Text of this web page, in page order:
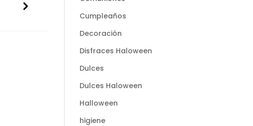
Cumpleaños
Decoración
Disfraces Haloween
Dulces
Dulces Haloween
Halloween
higiene